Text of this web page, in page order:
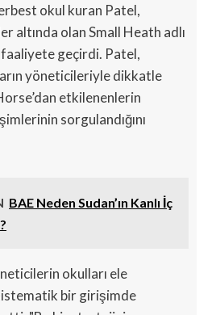
okul kuran Patel,
altında olan Small Heath adlı
geçirdi. Patel,
yöneticileriyle dikkatle
etkilenenlerin
sorgulandığını
BAE Neden Sudan’ın Kanlı İç
okulları ele
bir girişimde